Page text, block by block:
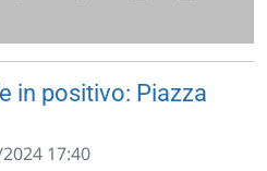
in positivo: Piazza
17:40